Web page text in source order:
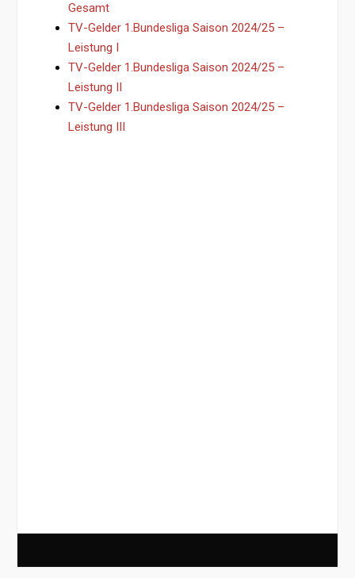
Gesamt
TV-Gelder 1.Bundesliga Saison 2024/25 –
Leistung I
TV-Gelder 1.Bundesliga Saison 2024/25 –
Leistung II
TV-Gelder 1.Bundesliga Saison 2024/25 –
Leistung III